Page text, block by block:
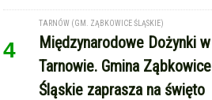
4
TARNÓW (GM. ZĄBKOWICE ŚLĄSKIE)
Międzynarodowe Dożynki w
Tarnowie. Gmina Ząbkowice
Śląskie zaprasza na święto